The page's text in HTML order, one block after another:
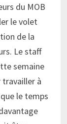
du MOB
le volet
de la
Le staff
semaine
travailler à
le temps